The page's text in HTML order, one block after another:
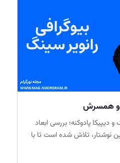
و همسرش
دیپیکا پادوکنه؛ بررسی ابعاد
نوشتار، تلاش شده است تا با